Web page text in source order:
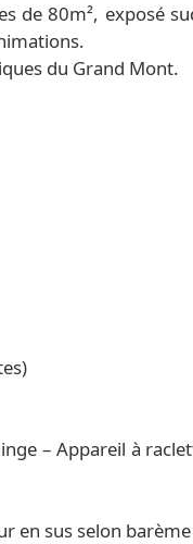
de 80m², exposé
du Grand Mont.
– Appareil à
en sus selon